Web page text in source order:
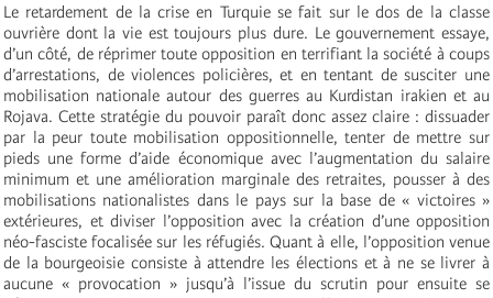
Le retardement de la crise en Turquie se fait sur le dos de la classe
ouvrière dont la vie est toujours plus dure. Le gouvernement essaye,
d’un côté, de réprimer toute opposition en terrifiant la société à coups
d’arrestations, de violences policières, et en tentant de susciter une
mobilisation nationale autour des guerres au Kurdistan irakien et au
Rojava. Cette stratégie du pouvoir paraît donc assez claire : dissuader
par la peur toute mobilisation oppositionnelle, tenter de mettre sur
pieds une forme d’aide économique avec l’augmentation du salaire
minimum et une amélioration marginale des retraites, pousser à des
mobilisations nationalistes dans le pays sur la base de « victoires »
extérieures, et diviser l’opposition avec la création d’une opposition
néo-fasciste focalisée sur les réfugiés. Quant à elle, l’opposition venue
de la bourgeoisie consiste à attendre les élections et à ne se livrer à
aucune « provocation » jusqu’à l’issue du scrutin pour ensuite se